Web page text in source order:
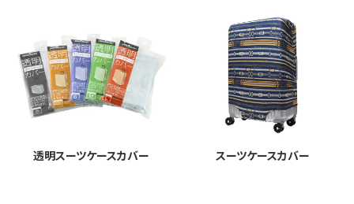
透明スーツケースカバー スーツケースカバー